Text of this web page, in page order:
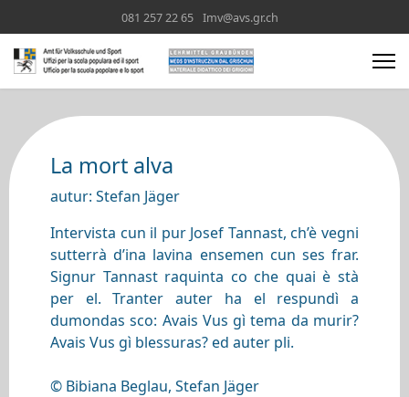
081 257 22 65 Imv@avs.gr.ch
La mort alva
autur: Stefan Jäger
Intervista cun il pur Josef Tannast, ch’è vegni
sutterrà d’ina lavina ensemen cun ses frar.
Signur Tannast raquinta co che quai è stà
per el. Tranter auter ha el respundì a
dumondas sco: Avais Vus gì tema da murir?
Avais Vus gì blessuras? ed auter pli.
© Bibiana Beglau, Stefan Jäger